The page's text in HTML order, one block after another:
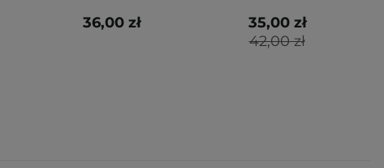
36,00 zł
42,00 zł
35,00 zł